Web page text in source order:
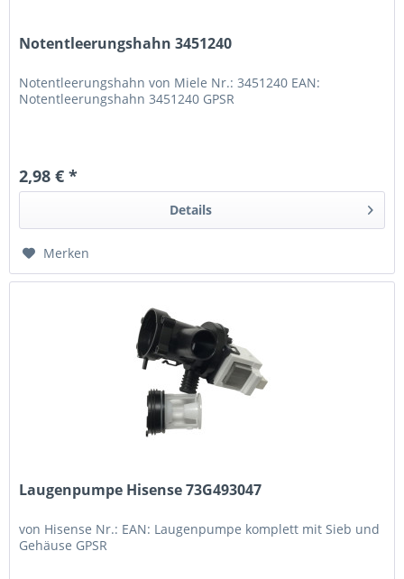
Notentleerungshahn 3451240
Notentleerungshahn von Miele Nr.: 3451240 EAN:
Notentleerungshahn 3451240 GPSR
2,98 € *
Details
Merken
Laugenpumpe Hisense 73G493047
von Hisense Nr.: EAN: Laugenpumpe komplett mit Sieb und
Gehäuse GPSR